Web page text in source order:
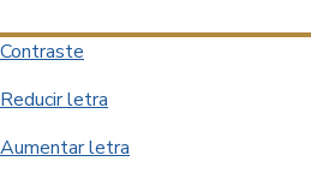
Contraste
Reducir letra
Aumentar letra